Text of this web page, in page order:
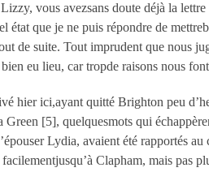
vous avezsans doute déjà la
état que je ne puis répondre de
de suite. Tout imprudent que nous
eu lieu, car tropde raisons nous
hier ici,ayant quitté Brighton peu
Green [5], quelquesmots qui
Lydia, avaient été rapportés
Clapham, mais pas